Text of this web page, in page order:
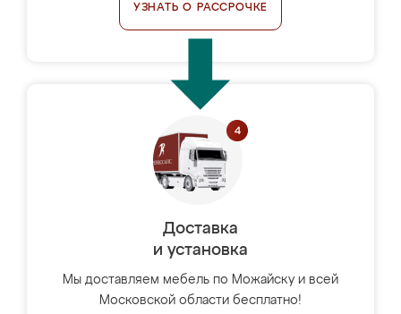
УЗНАТЬ О РАССРОЧКЕ
Доставка
и установка
Мы доставляем мебель по Можайску и всей
Московской области бесплатно!